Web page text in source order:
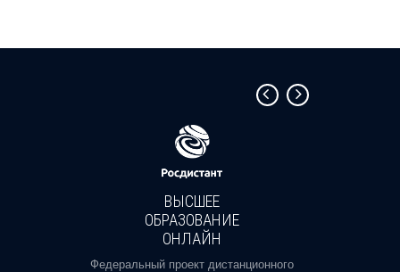
ВЫСШЕЕ
ОБРАЗОВАНИЕ
ОНЛАЙН
Федеральный проект дистанционного